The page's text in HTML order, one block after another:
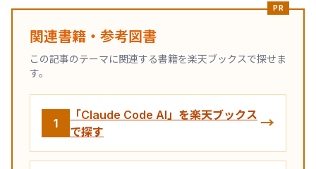
PR
関連書籍・参考図書
この記事のテーマに関連する書籍を楽天ブックスで探せま
す。
1
「Claude Code AI」を楽天ブックス
で探す
→